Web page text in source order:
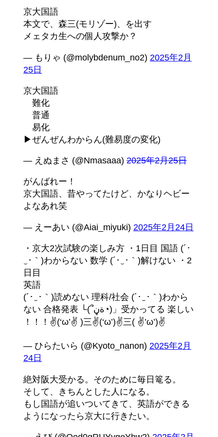
京大国語
本文で、森三(モリゾー)、を出す
メェタカ生への個人攻撃か？
— もりゃ (@molybdenum_no2) 2025年2月
25日
京大国語
難化
普通
易化
▶︎ぜんぜんわからん(難易度の変化)
— えぬまさ (@Nmasaaa) 2025年2月25日
がんばれー！
京大国語、昔やってたけど、かなりヘビー
よなあれ笑
— えーあい (@Aiai_miyuki) 2025年2月24日
・京大2次試験の楽しみ方 ・1日目 国語 (´･
‿･｀)わからない 数学 (´･‿･｀)解けない ・2
日目
英語
(´･‿･｀)読めない 理科/社会 (´･‿･｀)わから
ない 合格発表 └(՞ةڼ◔)」受かってる 楽しい
！！！✌(‘ω’✌ )三✌(‘ω’)✌三( ✌’ω’)✌
— ひらたいら (@Kyoto_nanon) 2025年2月
24日
絶対阪大受かる。そのために毎日篭る。
そして、きちんとした人になる。
もし国語が追いついてきて、英語ができる
ようになったら京大に行きたい。